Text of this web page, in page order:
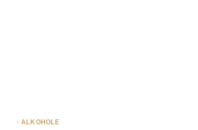
ALKOHOLE